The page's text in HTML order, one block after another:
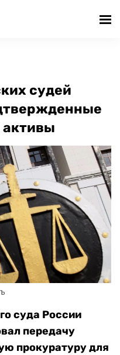
судей
суда России
передачу
прокуратуру для